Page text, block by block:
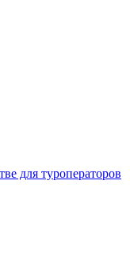
для туроператоров